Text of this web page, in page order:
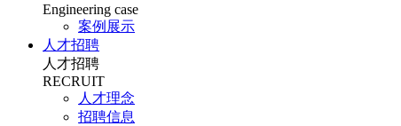
Engineering case
案例展示
人才招聘
人才招聘
RECRUIT
人才理念
招聘信息